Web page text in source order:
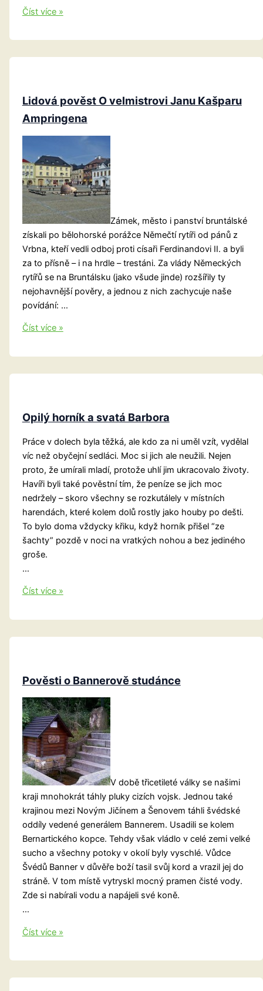
Karlsbrunn
Číst více »
Lidová pověst O velmistrovi Janu Kašparu
Ampringena
Zámek, město i panství bruntálské
získali po bělohorské porážce Němečtí rytíři od pánů z
Vrbna, kteří vedli odboj proti císaři Ferdinandovi II. a byli
za to přísně – i na hrdle – trestáni. Za vlády Německých
rytířů se na Bruntálsku (jako všude jinde) rozšířily ty
nejohavnější pověry, a jednou z nich zachycuje naše
povídání: …
Lidová
O
Ampringena
Číst více »
Opilý horník a svatá Barbora
Práce v dolech byla těžká, ale kdo za ni uměl vzít, vydělal
víc než obyčejní sedláci. Moc si jich ale neužili. Nejen
proto, že umírali mladí, protože uhlí jim ukracovalo životy.
Havíři byli také pověstní tím, že peníze se jich moc
nedržely – skoro všechny se rozkutálely v místních
harendách, které kolem dolů rostly jako houby po dešti.
To bylo doma vždycky křiku, když horník přišel “ze
šachty” pozdě v noci na vratkých nohou a bez jediného
groše.
…
Opilý
a
Číst více »
Pověsti o Bannerově studánce
V době třicetileté války se našimi
kraji mnohokrát táhly pluky cizích vojsk. Jednou také
krajinou mezi Novým Jičínem a Šenovem táhli švédské
oddíly vedené generálem Bannerem. Usadili se kolem
Bernartického kopce. Tehdy však vládlo v celé zemi velké
sucho a všechny potoky v okolí byly vyschlé. Vůdce
Švédů Banner v důvěře boží tasil svůj kord a vrazil jej do
stráně. V tom místě vytryskl mocný pramen čisté vody.
Zde si nabírali vodu a napájeli své koně.
…
Pověsti
Bannerově
Číst více »